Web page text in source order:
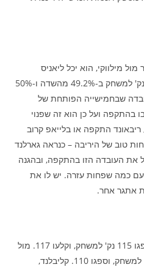
מילווקי, הוא יכל ליאניס
בפוזשנים מסוימים וגם תרם 15 נק' למשחק ב-49.2% מהשדה ו-50%
שבחמישייה הפותחת של
בהתקפה ועל כן הוא זה שפנוי
התקפה או בלייאפ קרוב
טוב של היריבה – כנראה גארלנד
את העובדה הזו בהתקפה, ובהגנה
כמה שפחות עזרה. יש לו את
אתגר אחר.
בעונה הסדירה, הפייסרס ספגו 115 נק' למשחק, וקלעו 117. מול
מילווקי, הפייסרס קלעו 117.8 נק' למשחק, וספגו 110. קליבלנד,